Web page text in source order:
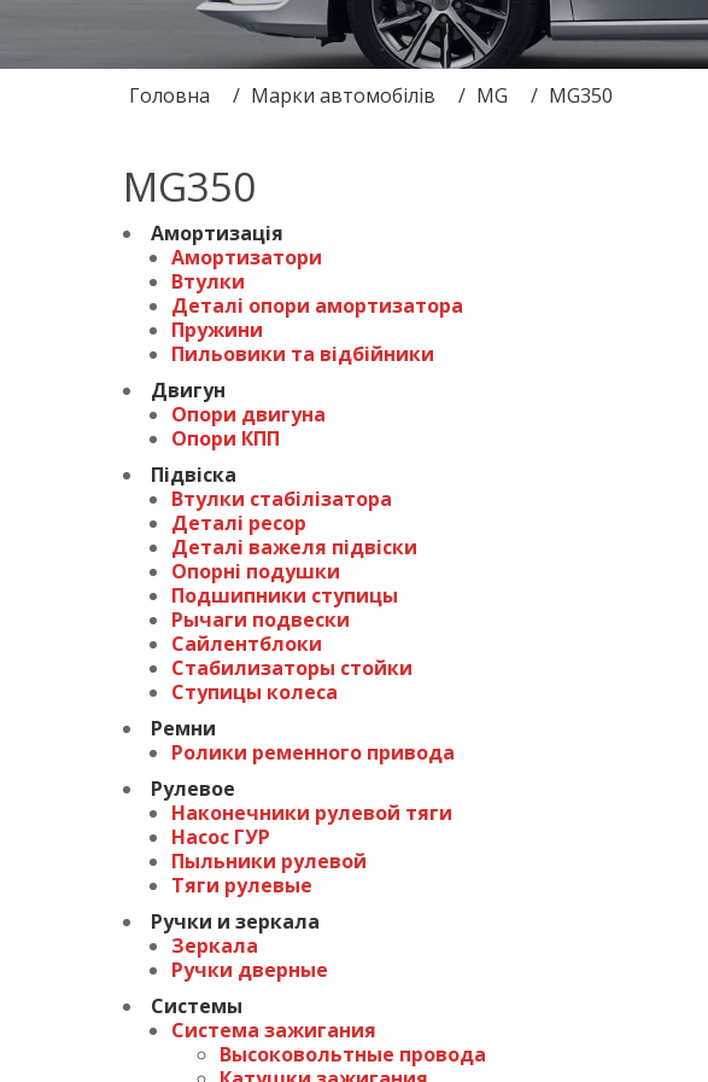
Головна Марки автомобілів MG MG350
MG350
Амортизація
Амортизатори
Втулки
Деталі опори амортизатора
Пружини
Пильовики та відбійники
Двигун
Опори двигуна
Опори КПП
Підвіска
Втулки стабілізатора
Деталі ресор
Деталі важеля підвіски
Опорні подушки
Подшипники ступицы
Рычаги подвески
Сайлентблоки
Стабилизаторы стойки
Ступицы колеса
Ремни
Ролики ременного привода
Рулевое
Наконечники рулевой тяги
Насос ГУР
Пыльники рулевой
Тяги рулевые
Ручки и зеркала
Зеркала
Ручки дверные
Системы
Система зажигания
Высоковольтные провода